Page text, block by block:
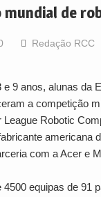
mundial de
Redação RCC
e 9 anos, alunas da
a competição
League Robotic
americana
com a Acer e
4500 equipas de 91